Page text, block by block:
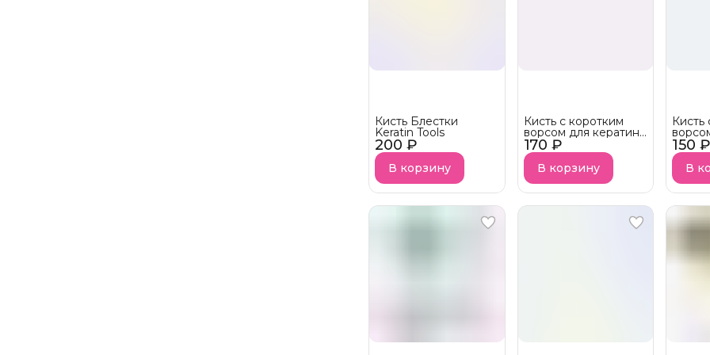
200 ₽
Кисть Блестки
Keratin Tools
В корзину
170 ₽
Кисть с коротким
ворсом для кератина
Keratin Tools Model
YY
В корзину
150 ₽
Кисть
В